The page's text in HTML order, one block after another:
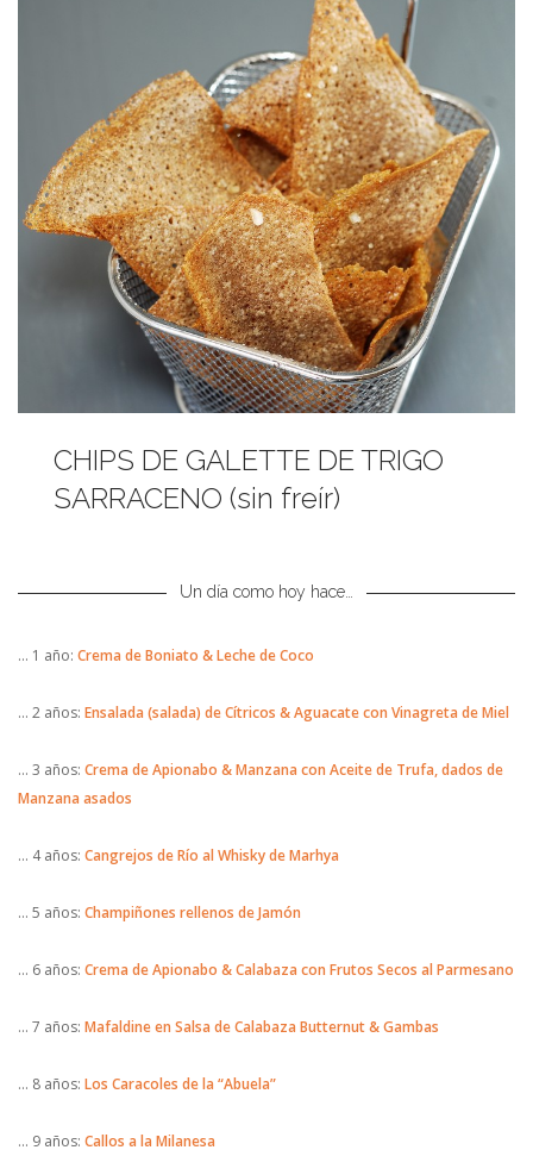
CHIPS DE GALETTE DE TRIGO
SARRACENO (sin freír)
Un día como hoy hace…
… 1 año: Crema de Boniato & Leche de Coco
… 2 años: Ensalada (salada) de Cítricos & Aguacate con Vinagreta de Miel
… 3 años: Crema de Apionabo & Manzana con Aceite de Trufa, dados de
Manzana asados
… 4 años: Cangrejos de Río al Whisky de Marhya
… 5 años: Champiñones rellenos de Jamón
… 6 años: Crema de Apionabo & Calabaza con Frutos Secos al Parmesano
… 7 años: Mafaldine en Salsa de Calabaza Butternut & Gambas
… 8 años: Los Caracoles de la “Abuela”
… 9 años: Callos a la Milanesa